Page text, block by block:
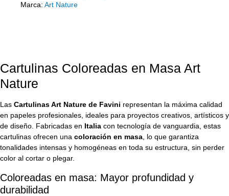
Marca: Art Nature
Cartulinas Coloreadas en Masa Art
Nature
Las Cartulinas Art Nature de Favini representan la máxima calidad
en papeles profesionales, ideales para proyectos creativos, artísticos y
de diseño. Fabricadas en Italia con tecnología de vanguardia, estas
cartulinas ofrecen una coloración en masa, lo que garantiza
tonalidades intensas y homogéneas en toda su estructura, sin perder
color al cortar o plegar.
Coloreadas en masa: Mayor profundidad y
durabilidad